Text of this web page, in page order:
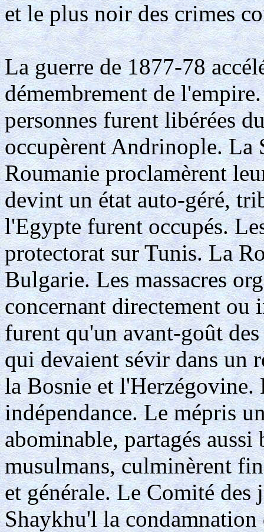
et le plus noir des crimes
La guerre de 1877-78
démembrement de
personnes furent libérées
occupèrent Andrinople. La
Roumanie proclamèrent
devint un état auto-géré,
l'Egypte furent occupés.
protectorat sur Tunis. La
Bulgarie. Les massacres
concernant directement ou
furent qu'un avant-goût
qui devaient sévir dans un
la Bosnie et
indépendance. Le mépris
abominable, partagés aussi
musulmans, culminèrent
et générale. Le Comité des
Shaykhu'l la condamnation